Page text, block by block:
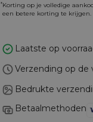
*Korting op je volledige
een betere korting te krijgen.
Laatste op
Verzending op de
Bedrukte
Betaalmethoden